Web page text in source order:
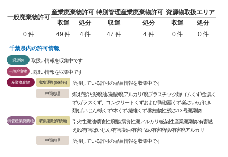
一般廃棄物許可
産業廃棄物許可 特別管理産業廃棄物許可 資源物取扱エリア
収運
処分 収運 処分 収運
処分
0 件
49 件 4 件 47 件 4 件 0 件 0 件
千葉県内の許可情報
資源物 取扱い情報を収集中です
一般廃棄物 取扱い情報を収集中です
産業廃棄物 収集運搬(保積有) 所持している許可の品目情報を収集中です
中間処理
燃え殻/汚泥/廃油/廃酸/廃アルカリ/廃プラスチック類/ゴムくず/金属く
ず/ガラスくず、コンクリートくずおよび陶磁器くず/鉱さい/がれき
類/ばいじん/紙くず/木くず/繊維くず/動植物性残さ/13号廃棄物
特管産業廃棄物 収集運搬(保積無)
引火性廃油/腐食性廃酸/腐食性廃アルカリ/感染性産業廃棄物/有害燃
え殻/有害ばいじん/有害廃油/有害汚泥/有害廃酸/有害廃アルカリ
中間処理 所持している許可の品目情報を収集中です